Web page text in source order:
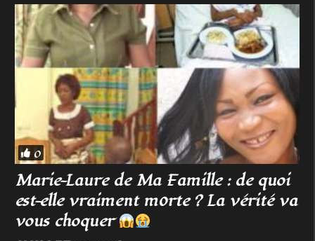
0
Marie-Laure de Ma Famille : de quoi
est-elle vraiment m0rte ? La vérité va
vous choquer